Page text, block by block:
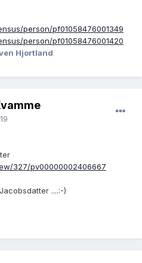
person/pf01058476001349
person/pf01058476001420
Hjortland
327/pv00000002406667
....:-)